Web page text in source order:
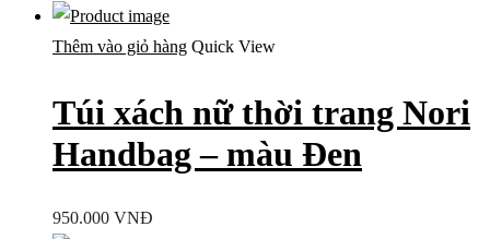
Thêm vào giỏ hàng Quick View
Túi xách nữ thời trang Nori
Handbag – màu Đen
950.000 VNĐ